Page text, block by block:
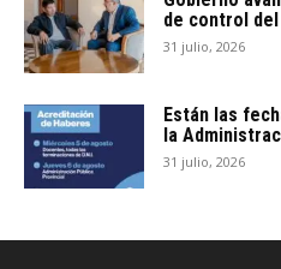
de control
31 julio, 2026
Están las
la
31 julio, 2026